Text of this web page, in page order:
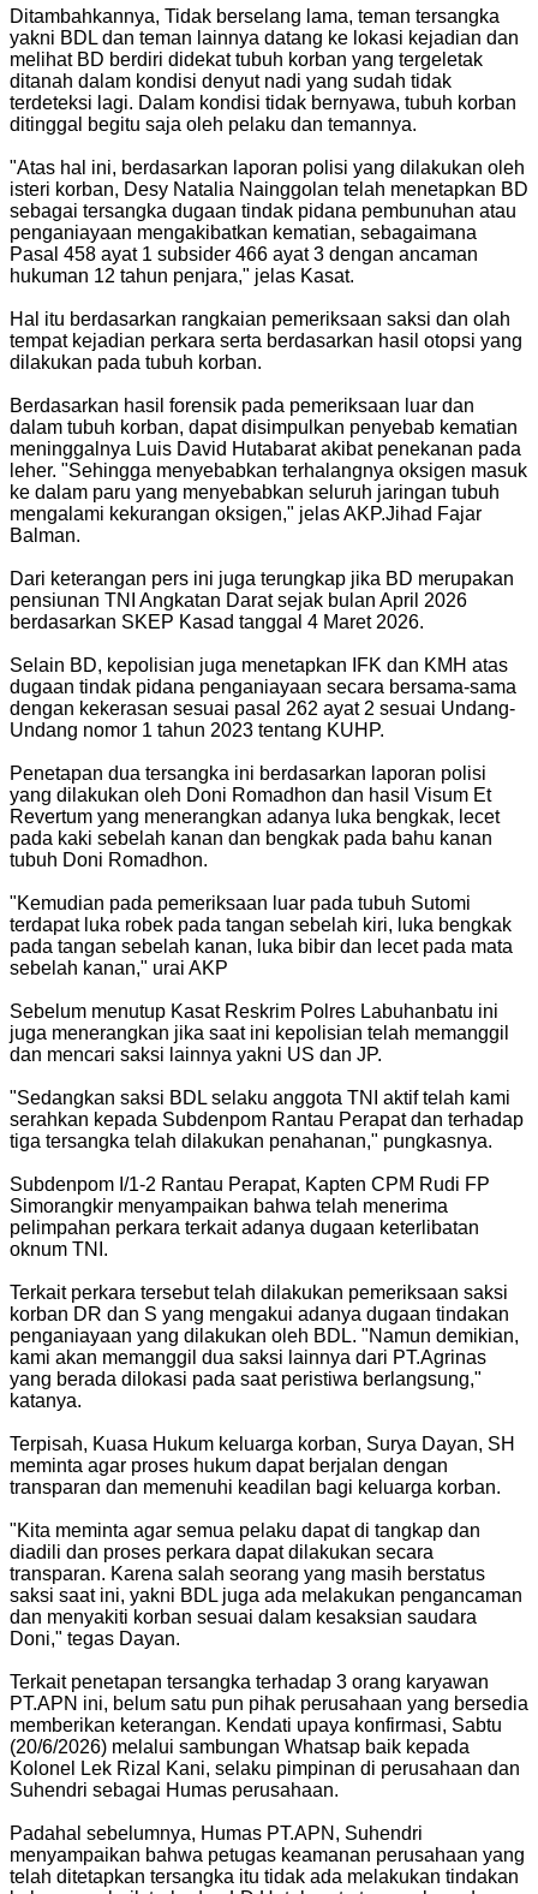
Ditambahkannya, Tidak berselang lama, teman tersangka
yakni BDL dan teman lainnya datang ke lokasi kejadian dan
melihat BD berdiri didekat tubuh korban yang tergeletak
ditanah dalam kondisi denyut nadi yang sudah tidak
terdeteksi lagi. Dalam kondisi tidak bernyawa, tubuh korban
ditinggal begitu saja oleh pelaku dan temannya.
"Atas hal ini, berdasarkan laporan polisi yang dilakukan oleh
isteri korban, Desy Natalia Nainggolan telah menetapkan BD
sebagai tersangka dugaan tindak pidana pembunuhan atau
penganiayaan mengakibatkan kematian, sebagaimana
Pasal 458 ayat 1 subsider 466 ayat 3 dengan ancaman
hukuman 12 tahun penjara," jelas Kasat.
Hal itu berdasarkan rangkaian pemeriksaan saksi dan olah
tempat kejadian perkara serta berdasarkan hasil otopsi yang
dilakukan pada tubuh korban.
Berdasarkan hasil forensik pada pemeriksaan luar dan
dalam tubuh korban, dapat disimpulkan penyebab kematian
meninggalnya Luis David Hutabarat akibat penekanan pada
leher. "Sehingga menyebabkan terhalangnya oksigen masuk
ke dalam paru yang menyebabkan seluruh jaringan tubuh
mengalami kekurangan oksigen," jelas AKP.Jihad Fajar
Balman.
Dari keterangan pers ini juga terungkap jika BD merupakan
pensiunan TNI Angkatan Darat sejak bulan April 2026
berdasarkan SKEP Kasad tanggal 4 Maret 2026.
Selain BD, kepolisian juga menetapkan IFK dan KMH atas
dugaan tindak pidana penganiayaan secara bersama-sama
dengan kekerasan sesuai pasal 262 ayat 2 sesuai Undang-
Undang nomor 1 tahun 2023 tentang KUHP.
Penetapan dua tersangka ini berdasarkan laporan polisi
yang dilakukan oleh Doni Romadhon dan hasil Visum Et
Revertum yang menerangkan adanya luka bengkak, lecet
pada kaki sebelah kanan dan bengkak pada bahu kanan
tubuh Doni Romadhon.
"Kemudian pada pemeriksaan luar pada tubuh Sutomi
terdapat luka robek pada tangan sebelah kiri, luka bengkak
pada tangan sebelah kanan, luka bibir dan lecet pada mata
sebelah kanan," urai AKP
Sebelum menutup Kasat Reskrim Polres Labuhanbatu ini
juga menerangkan jika saat ini kepolisian telah memanggil
dan mencari saksi lainnya yakni US dan JP.
"Sedangkan saksi BDL selaku anggota TNI aktif telah kami
serahkan kepada Subdenpom Rantau Perapat dan terhadap
tiga tersangka telah dilakukan penahanan," pungkasnya.
Subdenpom I/1-2 Rantau Perapat, Kapten CPM Rudi FP
Simorangkir menyampaikan bahwa telah menerima
pelimpahan perkara terkait adanya dugaan keterlibatan
oknum TNI.
Terkait perkara tersebut telah dilakukan pemeriksaan saksi
korban DR dan S yang mengakui adanya dugaan tindakan
penganiayaan yang dilakukan oleh BDL. "Namun demikian,
kami akan memanggil dua saksi lainnya dari PT.Agrinas
yang berada dilokasi pada saat peristiwa berlangsung,"
katanya.
Terpisah, Kuasa Hukum keluarga korban, Surya Dayan, SH
meminta agar proses hukum dapat berjalan dengan
transparan dan memenuhi keadilan bagi keluarga korban.
"Kita meminta agar semua pelaku dapat di tangkap dan
diadili dan proses perkara dapat dilakukan secara
transparan. Karena salah seorang yang masih berstatus
saksi saat ini, yakni BDL juga ada melakukan pengancaman
dan menyakiti korban sesuai dalam kesaksian saudara
Doni," tegas Dayan.
Terkait penetapan tersangka terhadap 3 orang karyawan
PT.APN ini, belum satu pun pihak perusahaan yang bersedia
memberikan keterangan. Kendati upaya konfirmasi, Sabtu
(20/6/2026) melalui sambungan Whatsap baik kepada
Kolonel Lek Rizal Kani, selaku pimpinan di perusahaan dan
Suhendri sebagai Humas perusahaan.
Padahal sebelumnya, Humas PT.APN, Suhendri
menyampaikan bahwa petugas keamanan perusahaan yang
telah ditetapkan tersangka itu tidak ada melakukan tindakan